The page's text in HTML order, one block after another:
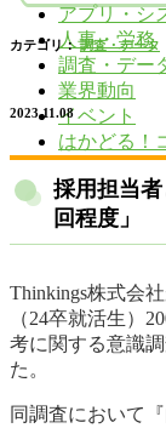
アプリ・シ
人事・労務
調査・デー
業界動向
イベント
はかどる！
カテゴリ： 調査・データ
2023.11.08
採用担当
回程度」
Thinkings株式会
（24卒就活生）
考に関する意識
た。
同調査において